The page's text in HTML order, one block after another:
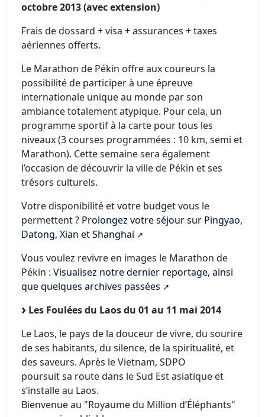
octobre 2013 (avec extension)
Frais de dossard + visa + assurances + taxes
aériennes offerts.
Le Marathon de Pékin offre aux coureurs la
possibilité de participer à une épreuve
internationale unique au monde par son
ambiance totalement atypique. Pour cela, un
programme sportif à la carte pour tous les
niveaux (3 courses programmées : 10 km, semi et
Marathon). Cette semaine sera également
l’occasion de découvrir la ville de Pékin et ses
trésors culturels.
Votre disponibilité et votre budget vous le
permettent ? Prolongez votre séjour sur Pingyao,
Datong, Xian et Shanghai
Vous voulez revivre en images le Marathon de
Pékin : Visualisez notre dernier reportage, ainsi
que quelques archives passées
Les Foulées du Laos du 01 au 11 mai 2014
Le Laos, le pays de la douceur de vivre, du sourire
de ses habitants, du silence, de la spiritualité, et
des saveurs. Après le Vietnam, SDPO
poursuit sa route dans le Sud Est asiatique et
s’installe au Laos.
Bienvenue au "Royaume du Million d’Éléphants"